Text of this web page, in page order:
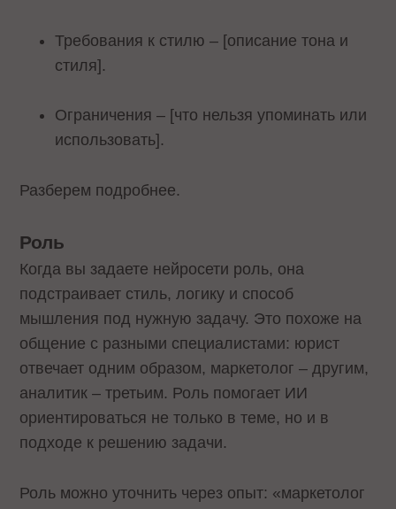
Требования к стилю – [описание тона и
стиля].
Ограничения – [что нельзя упоминать или
использовать].
Разберем подробнее.
Роль
Когда вы задаете нейросети роль, она
подстраивает стиль, логику и способ
мышления под нужную задачу. Это похоже на
общение с разными специалистами: юрист
отвечает одним образом, маркетолог – другим,
аналитик – третьим. Роль помогает ИИ
ориентироваться не только в теме, но и в
подходе к решению задачи.
Роль можно уточнить через опыт: «маркетолог